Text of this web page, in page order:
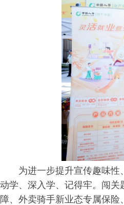
为进一步提升宣传趣味性
动学、深入学、记得牢。闯关
障、外卖骑手新业态专属保